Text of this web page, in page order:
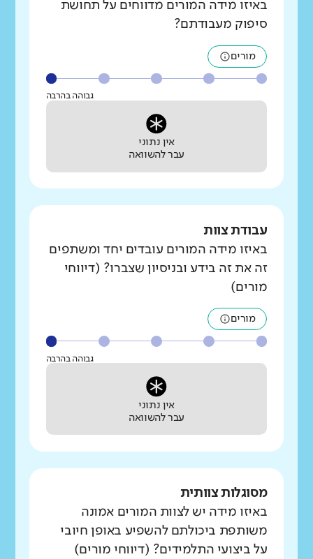
באיזו מידה המורים מדווחים על תחושת
סיפוק מעבודתם?
מורים
גבוהה בהרבה
אין נתוני
עבר להשוואה
עבודת צוות
באיזו מידה המורים עובדים יחד ומשתפים
זה את זה בידע ובניסיון שצברו? (דיווחי
מורים)
מורים
גבוהה בהרבה
אין נתוני
עבר להשוואה
מסוגלות צוותית
באיזו מידה יש לצוות המורים אמונה
משותפת ביכולתם להשפיע באופן חיובי
על ביצועי התלמידים? (דיווחי מורים)